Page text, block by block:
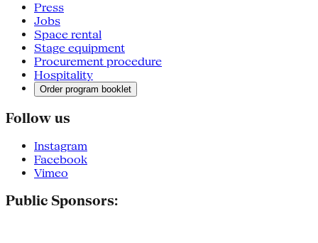
Press
Jobs
Space rental
Stage equipment
Procurement procedure
Hospitality
Order program booklet
Follow us
Instagram
Facebook
Vimeo
Public Sponsors: